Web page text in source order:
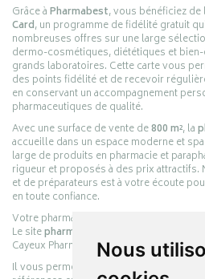
Nous
Grâce àPharmabest, vous bénéficiez
Card, un programme de fidélité gratuit
nombreuses offres sur une large
dermo-cosmétiques, diététiques et
grands laboratoires. Cette carte vous
des points fidélité et de recevoir
en conservant un accompagnement
pharmaceutiques de qualité.
Avec une surface de vente de800 m², la
accueille dans un espace moderne et
large de produits en pharmacie et
rigueur et proposés à des prix attractifs.
et de préparateurs est à votre écoute
en toute confiance.
Votre pharmacie en ligne :
Le sitepharmacie-cayeux.fr
Cayeux Pharmabest Berck-sur-Mer –
Il vous permet de réaliser vos achats en